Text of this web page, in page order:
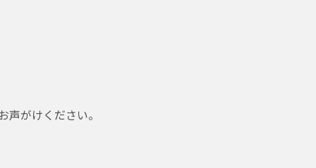
がけください。